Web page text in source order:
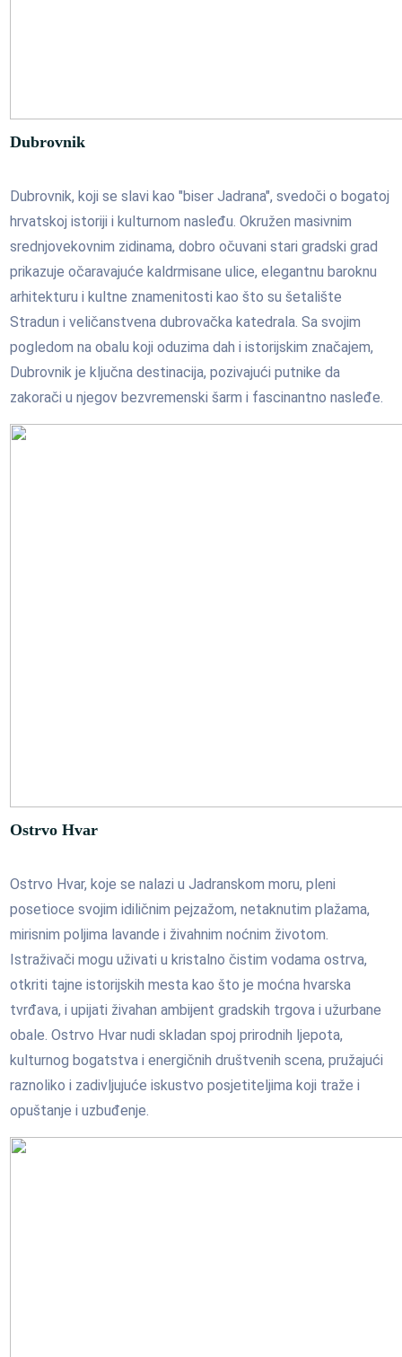
Dubrovnik
Dubrovnik, koji se slavi kao "biser Jadrana", svedoči o bogatoj
hrvatskoj istoriji i kulturnom nasleđu. Okružen masivnim
srednjovekovnim zidinama, dobro očuvani stari gradski grad
prikazuje očaravajuće kaldrmisane ulice, elegantnu baroknu
arhitekturu i kultne znamenitosti kao što su šetalište
Stradun i veličanstvena dubrovačka katedrala. Sa svojim
pogledom na obalu koji oduzima dah i istorijskim značajem,
Dubrovnik je ključna destinacija, pozivajući putnike da
zakorači u njegov bezvremenski šarm i fascinantno nasleđe.
Ostrvo Hvar
Ostrvo Hvar, koje se nalazi u Jadranskom moru, pleni
posetioce svojim idiličnim pejzažom, netaknutim plažama,
mirisnim poljima lavande i živahnim noćnim životom.
Istraživači mogu uživati u kristalno čistim vodama ostrva,
otkriti tajne istorijskih mesta kao što je moćna hvarska
tvrđava, i upijati živahan ambijent gradskih trgova i užurbane
obale. Ostrvo Hvar nudi skladan spoj prirodnih ljepota,
kulturnog bogatstva i energičnih društvenih scena, pružajući
raznoliko i zadivljujuće iskustvo posjetiteljima koji traže i
opuštanje i uzbuđenje.